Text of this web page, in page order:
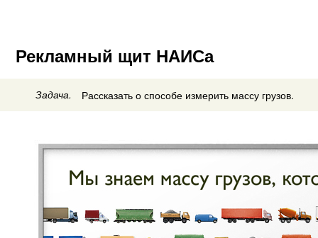
Рекламный щит НАИСа
Задача. Рассказать о способе измерить массу грузов.